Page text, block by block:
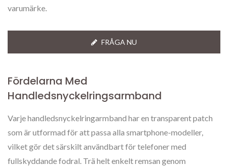
varumärke.
FRÅGA NU
Fördelarna Med
Handledsnyckelringsarmband
Varje handledsnyckelringarmband har en transparent patch
som är utformad för att passa alla smartphone-modeller,
vilket gör det särskilt användbart för telefoner med
fullskyddande fodral. Trä helt enkelt remsan genom